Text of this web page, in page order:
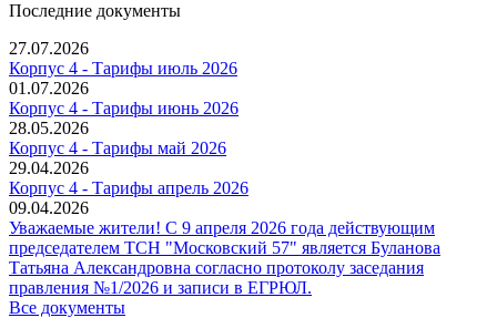
Последние документы
27.07.2026
Корпус 4 - Тарифы июль 2026
01.07.2026
Корпус 4 - Тарифы июнь 2026
28.05.2026
Корпус 4 - Тарифы май 2026
29.04.2026
Корпус 4 - Тарифы апрель 2026
09.04.2026
Уважаемые жители! С 9 апреля 2026 года действующим
председателем ТСН "Московский 57" является Буланова
Татьяна Александровна согласно протоколу заседания
правления №1/2026 и записи в ЕГРЮЛ.
Все документы